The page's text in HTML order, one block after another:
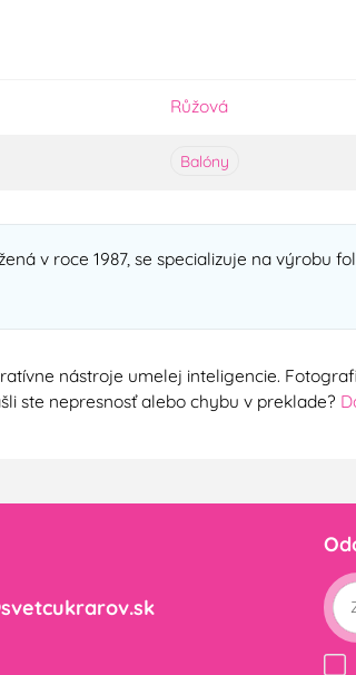
Růžová
Balóny
v roce 1987, se specializuje na výrobu
nástroje umelej inteligencie.
ste nepresnosť alebo chybu v preklade?